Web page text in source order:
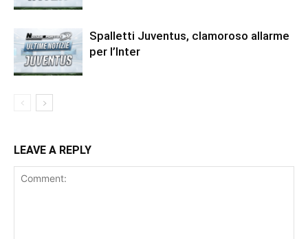
Spalletti Juventus, clamoroso allarme
per l’Inter
LEAVE A REPLY